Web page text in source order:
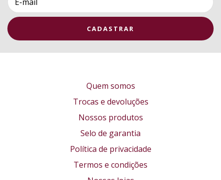
Quem somos
Trocas e devoluções
Nossos produtos
Selo de garantia
Política de privacidade
Termos e condições